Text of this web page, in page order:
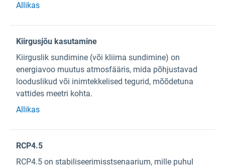
Allikas
Kiirgusjõu kasutamine
Kiirguslik sundimine (või kliima sundimine) on
energiavoo muutus atmosfääris, mida põhjustavad
looduslikud või inimtekkelised tegurid, mõõdetuna
vattides meetri kohta.
Allikas
RCP4.5
RCP4.5 on stabiliseerimisstsenaarium, mille puhul